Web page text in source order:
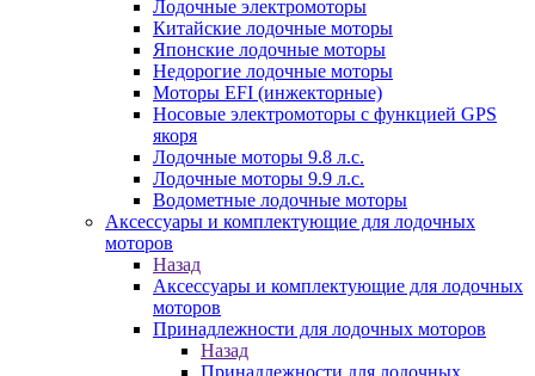
Лодочные электромоторы
Китайские лодочные моторы
Японские лодочные моторы
Недорогие лодочные моторы
Моторы EFI (инжекторные)
Носовые электромоторы с функцией GPS
якоря
Лодочные моторы 9.8 л.с.
Лодочные моторы 9.9 л.с.
Водометные лодочные моторы
Аксессуары и комплектующие для лодочных
моторов
Назад
Аксессуары и комплектующие для лодочных
моторов
Принадлежности для лодочных моторов
Назад
Принадлежности для лодочных